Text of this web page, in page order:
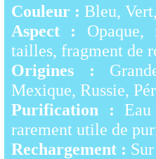
Couleur : Bleu,
Aspect :
tailles, fragment de
Origines :
Mexique, Russie,
Purification :
rarement utile de
Rechargement :